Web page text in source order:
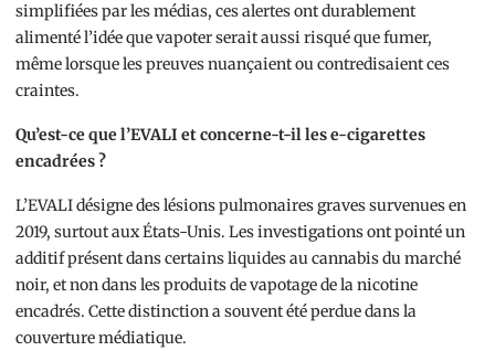
simplifiées par les médias, ces alertes ont durablement
alimenté l’idée que vapoter serait aussi risqué que fumer,
même lorsque les preuves nuançaient ou contredisaient ces
craintes.
Qu’est-ce que l’EVALI et concerne-t-il les e-cigarettes
encadrées ?
L’EVALI désigne des lésions pulmonaires graves survenues en
2019, surtout aux États-Unis. Les investigations ont pointé un
additif présent dans certains liquides au cannabis du marché
noir, et non dans les produits de vapotage de la nicotine
encadrés. Cette distinction a souvent été perdue dans la
couverture médiatique.